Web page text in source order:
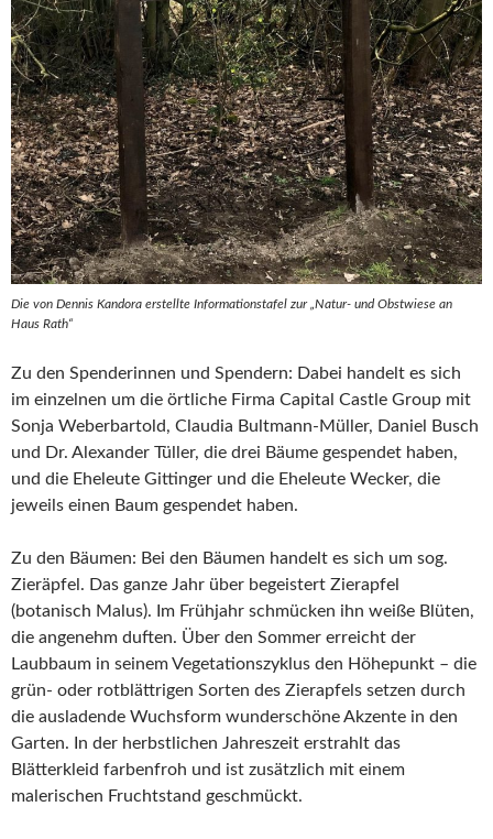
Die von Dennis Kandora erstellte Informationstafel zur „Natur- und Obstwiese an
Haus Rath“
Zu den Spenderinnen und Spendern: Dabei handelt es sich
im einzelnen um die örtliche Firma Capital Castle Group mit
Sonja Weberbartold, Claudia Bultmann-Müller, Daniel Busch
und Dr. Alexander Tüller, die drei Bäume gespendet haben,
und die Eheleute Gittinger und die Eheleute Wecker, die
jeweils einen Baum gespendet haben.
Zu den Bäumen: Bei den Bäumen handelt es sich um sog.
Zieräpfel. Das ganze Jahr über begeistert Zierapfel
(botanisch Malus). Im Frühjahr schmücken ihn weiße Blüten,
die angenehm duften. Über den Sommer erreicht der
Laubbaum in seinem Vegetationszyklus den Höhepunkt – die
grün- oder rotblättrigen Sorten des Zierapfels setzen durch
die ausladende Wuchsform wunderschöne Akzente in den
Garten. In der herbstlichen Jahreszeit erstrahlt das
Blätterkleid farbenfroh und ist zusätzlich mit einem
malerischen Fruchtstand geschmückt.